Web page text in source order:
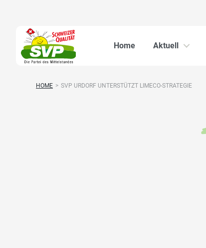
Home Aktuell
HOME > SVP URDORF UNTERSTÜTZT LIMECO-STRATEGIE